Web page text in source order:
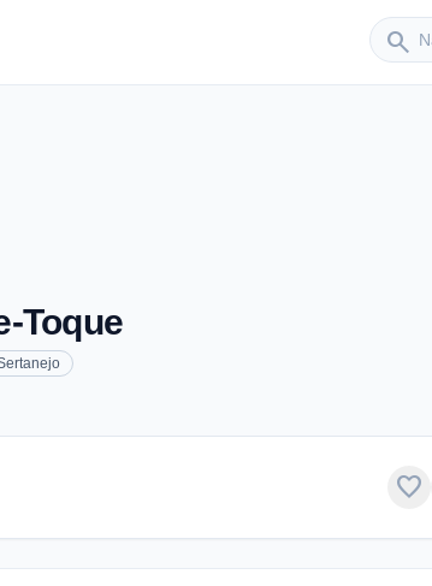
search
Sender
Toque
favorite